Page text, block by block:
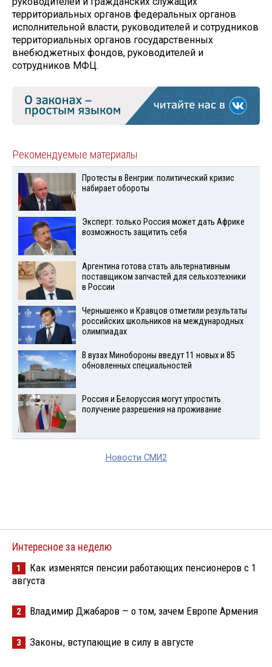
территориальных органов федеральных органов
исполнительной власти, руководителей и сотрудников
территориальных органов государственных
внебюджетных фондов, руководителей и
сотрудников МФЦ.
Рекомендуемые материалы
Протесты в Венгрии: политический кризис
набирает обороты
Эксперт: только Россия может дать Африке
возможность защитить себя
Аргентина готова стать альтернативным
поставщиком запчастей для сельхозтехники
в России
Чернышенко и Кравцов отметили результаты
российских школьников на международных
олимпиадах
В вузах Минобороны введут 11 новых и 85
обновленных специальностей
Россия и Белоруссия могут упростить
получение разрешения на проживание
Новости СМИ2
Интересное за неделю
1
Как изменятся пенсии работающих пенсионеров с 1
августа
2 Владимир Джабаров — о том, зачем Европе Армения
3 Законы, вступающие в силу в августе